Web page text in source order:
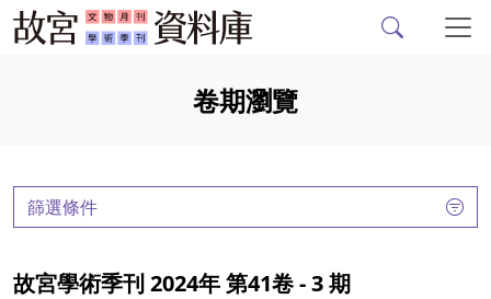
故宮文物月刊、故宮學
卷期瀏覽
篩選條件
故宮學術季刊 2024年 第41卷 - 3 期